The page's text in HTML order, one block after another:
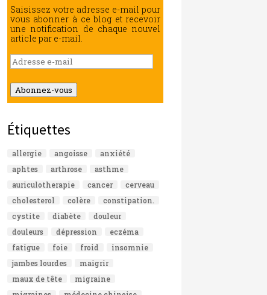
Saisissez votre adresse e-mail pour
vous abonner à ce blog et recevoir
une notification de chaque nouvel
article par e-mail.
Adresse
e-
mail
Abonnez-vous
Étiquettes
allergie angoisse
anxiété
aphtes
arthrose
asthme
auriculotherapie
cancer
cerveau
cholesterol
colère
constipation.
cystite
diabète
douleur
douleurs
dépression
eczéma
fatigue
foie froid
insomnie
jambes lourdes
maigrir
maux de tête
migraine